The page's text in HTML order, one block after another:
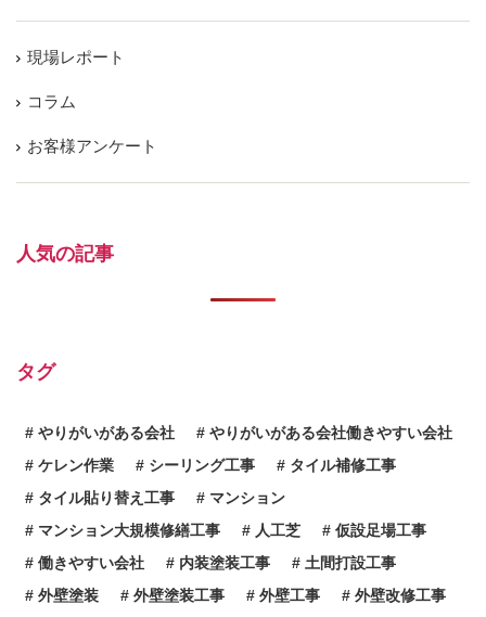
現場レポート
コラム
お客様アンケート
人気の記事
タグ
やりがいがある会社
やりがいがある会社働きやすい会社
ケレン作業
シーリング工事
タイル補修工事
タイル貼り替え工事
マンション
マンション大規模修繕工事
人工芝
仮設足場工事
働きやすい会社
内装塗装工事
土間打設工事
外壁塗装
外壁塗装工事 外壁工事
外壁改修工事